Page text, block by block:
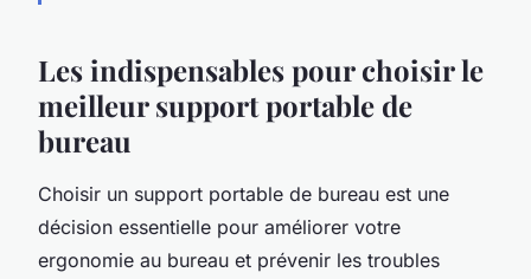
Les indispensables pour choisir le
meilleur support portable de
bureau
Choisir un support portable de bureau est une
décision essentielle pour améliorer votre
ergonomie au bureau et prévenir les troubles